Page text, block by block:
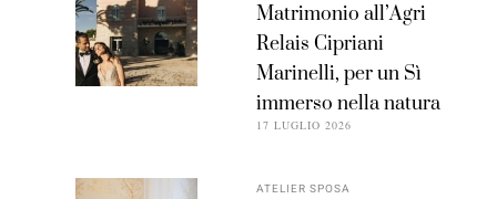
Matrimonio all’Agri
Relais Cipriani
Marinelli, per un Sì
immerso nella natura
17 LUGLIO 2026
ATELIER SPOSA